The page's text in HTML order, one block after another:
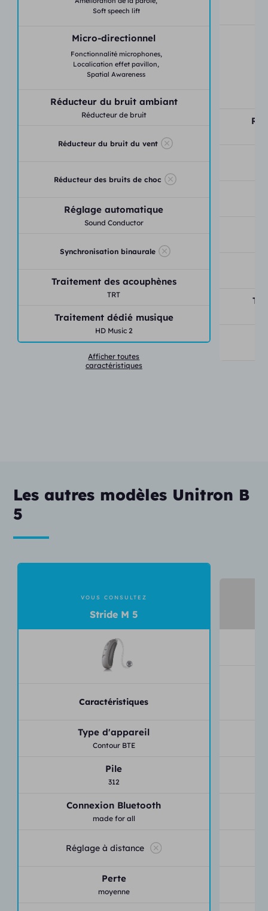
Soft speech lift
Micro-directionnel
Fonctionnalité microphones,
Localication effet pavillon,
Spatial Awareness
Réducteur du bruit ambiant
Réducteur de bruit
Réducteur du bruit du vent
Réducteur des bruits de choc
Réglage automatique
Sound Conductor
Synchronisation binaurale
Traitement des acouphènes
TRT
Traitement dédié musique
HD Music 2
Afficher toutes
caractéristiques
Les autres modèles Unitron B
5
VOUS CONSULTEZ
Stride M 5
Caractéristiques
Type d'appareil
Contour BTE
Pile
312
Connexion Bluetooth
made for all
Réglage à distance
Perte
moyenne